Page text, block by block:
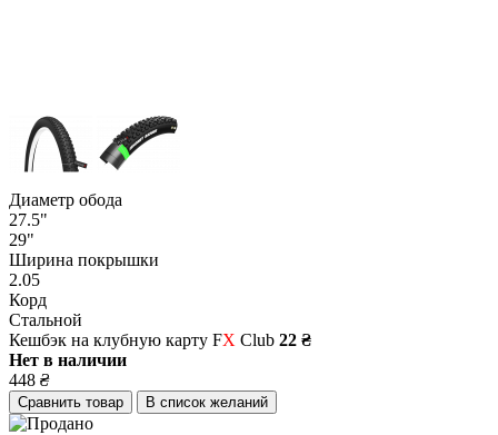
Диаметр обода
27.5"
29"
Ширина покрышки
2.05
Корд
Стальной
Кешбэк на клубную карту FX Club 22 ₴
Нет в наличии
448 ₴
Сравнить товар В список желаний